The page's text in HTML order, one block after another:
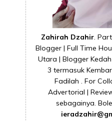
Zahirah Dzahir .
Blogger | Full Time
Utara | Blogger
3 termasuk
Fadilah . For
Advertorial |
sebagainya.